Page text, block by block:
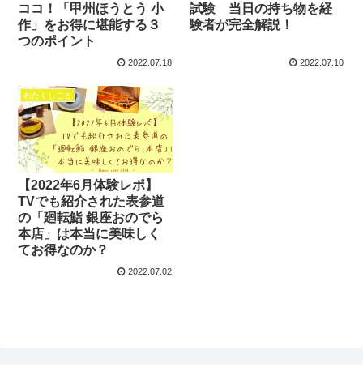
ココ！「甲州ほうとう 小
作」をお得に堪能する３
つのポイント
2022.07.18
試験 当日の持ち物を経
験者が完全解説！
2022.07.10
わたくしごと
【2022年6月体験レポ】
TVでも紹介された表参道
の「廻転鮨 銀座おのでら
本店」は本当に美味しく
てお得なのか？
2022.07.02